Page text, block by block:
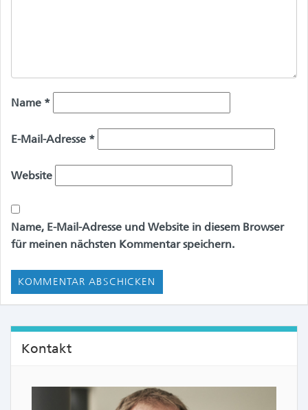
Name *
E-Mail-Adresse *
Website
Name, E-Mail-Adresse und Website in diesem Browser
für meinen nächsten Kommentar speichern.
Kontakt